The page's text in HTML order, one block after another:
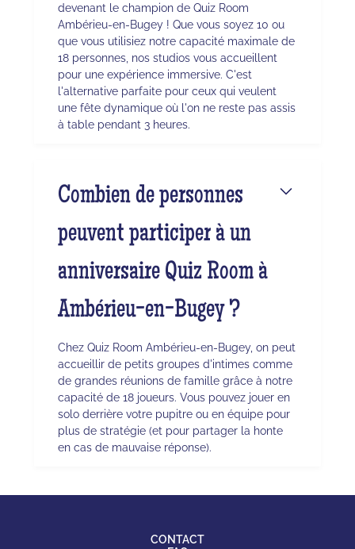
devenant le champion de Quiz Room
Ambérieu-en-Bugey ! Que vous soyez 10 ou
que vous utilisiez notre capacité maximale de
18 personnes, nos studios vous accueillent
pour une expérience immersive. C'est
l'alternative parfaite pour ceux qui veulent
une fête dynamique où l'on ne reste pas assis
à table pendant 3 heures.
Combien de personnes
peuvent participer à un
anniversaire Quiz Room à
Ambérieu-en-Bugey ?
Chez Quiz Room Ambérieu-en-Bugey, on peut
accueillir de petits groupes d'intimes comme
de grandes réunions de famille grâce à notre
capacité de 18 joueurs. Vous pouvez jouer en
solo derrière votre pupitre ou en équipe pour
plus de stratégie (et pour partager la honte
en cas de mauvaise réponse).
CONTACT